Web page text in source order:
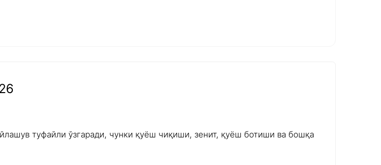
туфайли ўзгаради, чунки қуёш чиқиши, зенит, қуёш ботиши ва бошқа